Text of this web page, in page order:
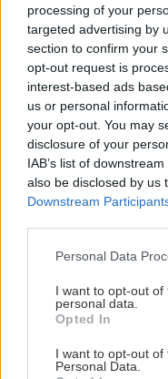
processing of your
targeted advertising by
section to confirm your
opt-out request is
interest-based ads
us or personal
your opt-out. You may
disclosure of your
IAB’s list of
also be disclosed by us
Downstream
Please note that this
not limited to your visit
grant or deny consent
use your data for
consent section.
Personal Data
I want to opt-out
personal data.
Opted In
I want to opt-out of
Personal Data.
(Σκέψου την Kate
Και φτάνουμε στο
Beauty (από τα
μέχρι σήμερα) με
περιλαμβάνουν:
Επίπεδο στομάχι
Αδύνατο αλλά
Μεγάλο στήθος και
Κενό ανάμεσα
(Ναι, την Kim
κατάλαβες;)